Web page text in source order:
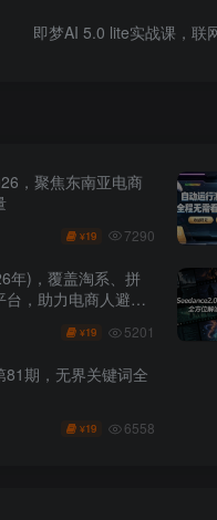
即梦AI 5.0 lite实战课，联
，聚焦东南亚电商
¥19 7290
年)，覆盖淘系、拼
，助力电商人避开
月19日)
¥19 5201
期，无界关键词全
¥19 6558